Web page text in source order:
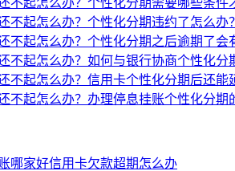
不起怎么办？个性化分期违约了怎么办？
不起怎么办？个性化分期之后逾期了会
不起怎么办？如何与银行协商个性化分
不起怎么办？信用卡个性化分期后还能
不起怎么办？办理停息挂账个性化分期
哪家好信用卡欠款超期怎么办